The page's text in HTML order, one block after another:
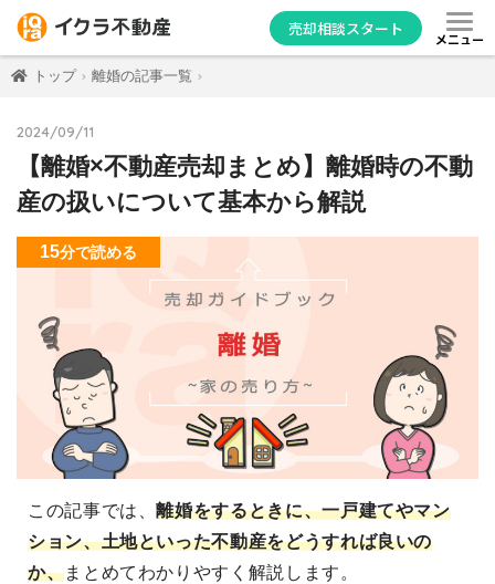
売却相談スタート
メニュー
トップ 離婚の記事一覧
2024/09/11
【離婚×不動産売却まとめ】離婚時の不動
産の扱いについて基本から解説
15分で読める
この記事では、離婚をするときに、一戸建てやマン
ション、土地といった不動産をどうすれば良いの
か、まとめてわかりやすく解説します。